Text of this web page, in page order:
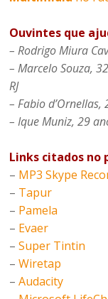
Ouvintes que
– Rodrigo Miura
– Marcelo Souza,
RJ
– Fabio
– Ique Muniz, 29
Links citados no
– MP3 Skype
– Tapur
– Pamela
– Evaer
–Super Tintin
–Wiretap
–Audacity